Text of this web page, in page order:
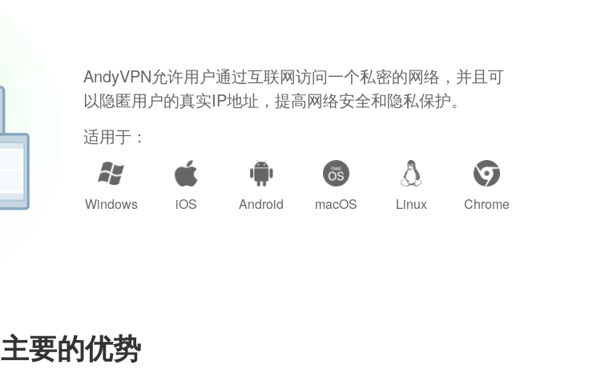
AndyVPN允许用户通过互联网访问一个私密的网络，并且可
以隐匿用户的真实IP地址，提高网络安全和隐私保护。
适用于：
Windows iOS Android macOS Linux Chrome
主要的优势